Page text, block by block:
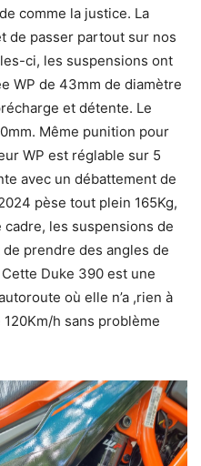
comme la justice. La
de passer partout sur nos
ci, les suspensions ont
WP de 43mm de diamètre
et détente. Le
Même punition pour
WP est réglable sur 5
avec un débattement de
pèse tout plein 165Kg,
les suspensions de
prendre des angles de
Duke 390 est une
où elle n’a ,rien à
h sans problème